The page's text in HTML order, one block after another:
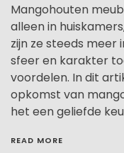
Mangohouten
alleen in
zijn ze steeds meer
sfeer en karakter
voordelen. In dit
opkomst van
het een geliefde
READ MORE